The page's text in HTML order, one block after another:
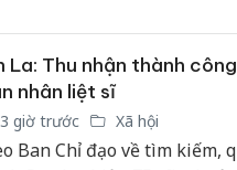
La: Thu nhận thành
nhân liệt sĩ
giờ trước Xã hội
Ban Chỉ đạo về tìm kiếm,